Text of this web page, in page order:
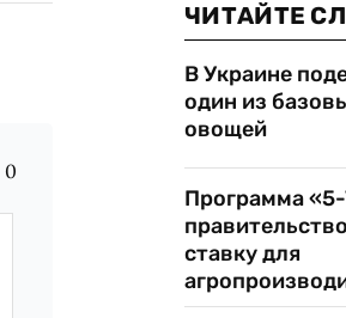
0
ЧИТАЙТЕ
В Украине
один из
овощей
Программа
ставку для